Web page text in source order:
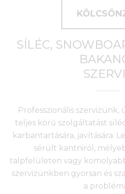
SÍLÉC,
Professzionális
teljes körű szolgáltatást
karbantartására, javítására.
sérült kantniról,
talpfelületen vagy
szervizünkben gyorsan és
a